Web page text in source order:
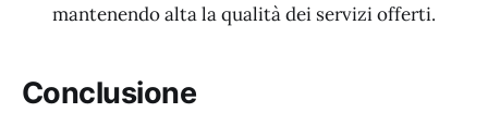
mantenendo alta la qualità dei servizi offerti.
Conclusione